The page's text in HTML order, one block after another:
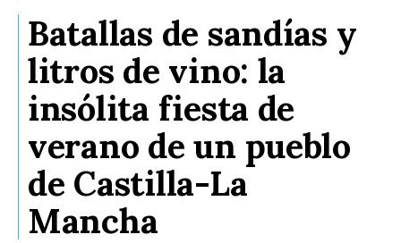
Batallas de sandías y
litros de vino: la
insólita fiesta de
verano de un pueblo
de Castilla-La
Mancha